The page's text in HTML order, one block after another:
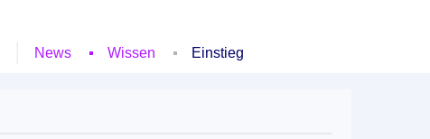
News Wissen Einstieg